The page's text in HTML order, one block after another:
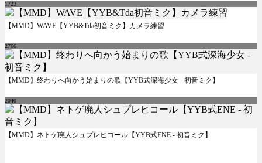
1723
【MMD】WAVE【YYB&Tda初音ミク】カメラ練習
2766
【MMD】终わりへ向かう始まりの歌【YYB式深海少女 - 初音ミク】
2040
【MMD】ネトゲ廃人シュプレヒコール【YYB式ENE - 初音ミク】